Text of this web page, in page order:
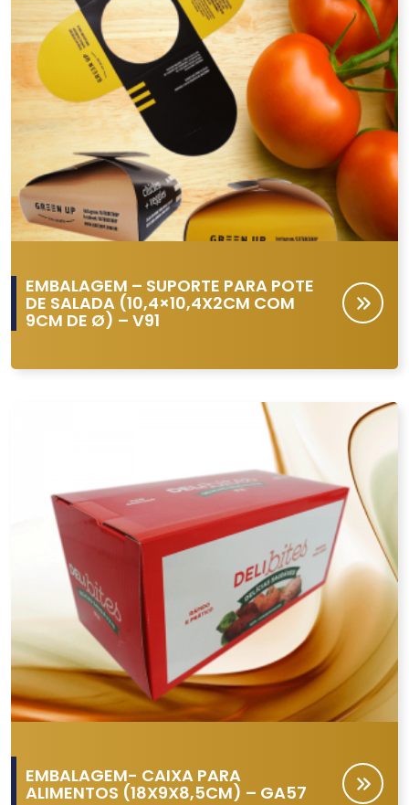
EMBALAGEM – SUPORTE PARA POTE
DE SALADA (10,4×10,4X2CM COM
9CM DE Ø) – V91
EMBALAGEM- CAIXA PARA
ALIMENTOS (18X9X8,5CM) – GA57